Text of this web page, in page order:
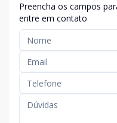
Preencha os campos
entre em contato